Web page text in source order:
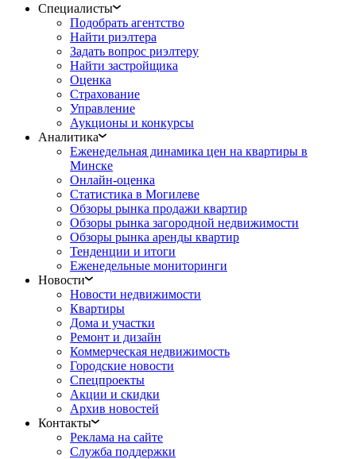
Специалисты
Подобрать агентство
Найти риэлтера
Задать вопрос риэлтеру
Найти застройщика
Оценка
Страхование
Управление
Аукционы и конкурсы
Аналитика
Еженедельная динамика цен на квартиры в
Минске
Онлайн-оценка
Статистика в Могилеве
Обзоры рынка продажи квартир
Обзоры рынка загородной недвижимости
Обзоры рынка аренды квартир
Тенденции и итоги
Еженедельные мониторинги
Новости
Новости недвижимости
Квартиры
Дома и участки
Ремонт и дизайн
Коммерческая недвижимость
Городские новости
Спецпроекты
Акции и скидки
Архив новостей
Контакты
Реклама на сайте
Служба поддержки